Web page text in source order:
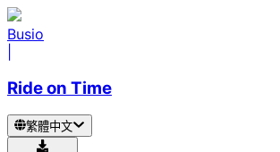
Busio
Ride on Time
繁體中文